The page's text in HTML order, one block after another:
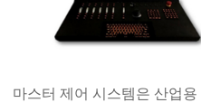
마스터 제어 시스템은 산업